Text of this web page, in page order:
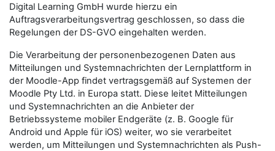
Digital Learning GmbH wurde hierzu ein
Auftragsverarbeitungsvertrag geschlossen, so dass die
Regelungen der DS-GVO eingehalten werden.
Die Verarbeitung der personenbezogenen Daten aus
Mitteilungen und Systemnachrichten der Lernplattform in
der Moodle-App findet vertragsgemäß auf Systemen der
Moodle Pty Ltd. in Europa statt. Diese leitet Mitteilungen
und Systemnachrichten an die Anbieter der
Betriebssysteme mobiler Endgeräte (z. B. Google für
Android und Apple für iOS) weiter, wo sie verarbeitet
werden, um Mitteilungen und Systemnachrichten als Push-